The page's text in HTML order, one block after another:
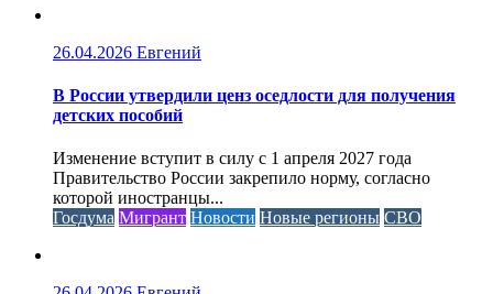
26.04.2026 Евгений
В России утвердили ценз оседлости для получения
детских пособий
Изменение вступит в силу с 1 апреля 2027 года
Правительство России закрепило норму, согласно
которой иностранцы...
Госдума Мигрант Новости Новые регионы СВО